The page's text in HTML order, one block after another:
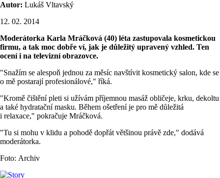
Autor: Lukáš Vltavský
12. 02. 2014
Moderátorka Karla Mráčková (40) léta zastupovala kosmetickou
firmu, a tak moc dobře ví, jak je důležitý upravený vzhled. Ten
ocení i na televizní obrazovce.
"Snažím se alespoň jednou za měsíc navštívit kosmetický salon, kde se
o mě postarají profesionálové," říká.
"Kromě čištění pleti si užívám příjemnou masáž obličeje, krku, dekoltu
a také hydratační masku. Během ošetření je pro mě důležitá
i relaxace," pokračuje Mráčková.
"Tu si mohu v klidu a pohodě dopřát většinou právě zde," dodává
moderátorka.
Foto: Archiv